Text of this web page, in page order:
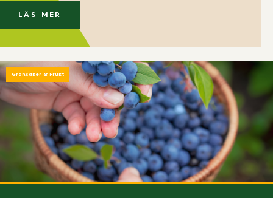
LÄS MER
Grönsaker & Frukt